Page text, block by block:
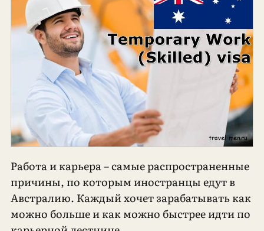
Работа и карьера – самые распространенные
причины, по которым иностранцы едут в
Австралию. Каждый хочет зарабатывать как
можно больше и как можно быстрее идти по